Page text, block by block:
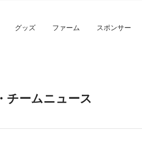
グッズ ファーム スポンサー
チームニュース